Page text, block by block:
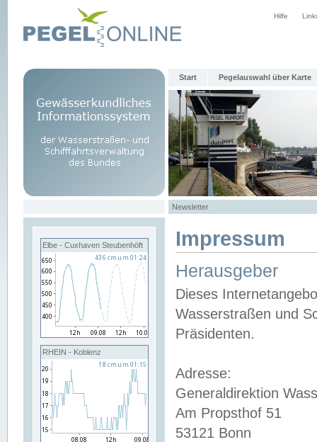
Hilfe
Start Pegelauswahl über Karte
Newsletter
Elbe - Cuxhaven Steubenhöft
RHEIN - Koblenz
Impressum
Herausgeber
Dieses
Wasserstraßen und
Präsidenten.
Adresse:
Generaldirektion
Am Propsthof 51
53121 Bonn